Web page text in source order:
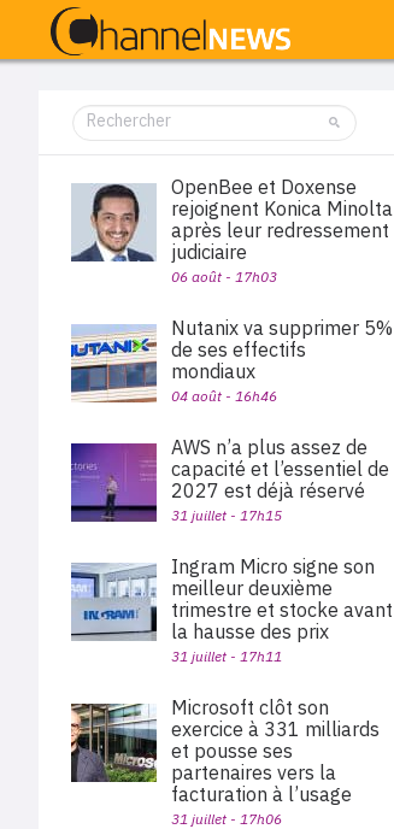
OpenBee et Doxense
rejoignent Konica Minolta
après leur redressement
judiciaire
06 août - 17h03
Nutanix va supprimer 5%
de ses effectifs
mondiaux
04 août - 16h46
AWS n’a plus assez de
capacité et l’essentiel de
2027 est déjà réservé
31 juillet - 17h15
Ingram Micro signe son
meilleur deuxième
trimestre et stocke avant
la hausse des prix
31 juillet - 17h11
Microsoft clôt son
exercice à 331 milliards
et pousse ses
partenaires vers la
facturation à l’usage
31 juillet - 17h06